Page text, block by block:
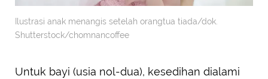
Ilustrasi anak menangis setelah orangtua tiada/dok.
Shutterstock/chomnancoffee
Untuk bayi (usia nol-dua), kesedihan dialami